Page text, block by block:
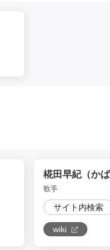
椛田早紀（かば
歌手
サイト内検索
wiki